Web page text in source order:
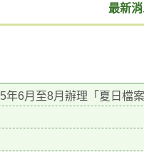
最新
6月至8月辦理「夏日檔